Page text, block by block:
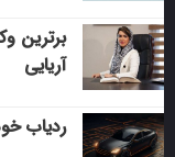
برترین
آریایی
ردیاب